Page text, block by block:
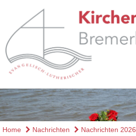
Home Nachrichten
Nachrichten 2026